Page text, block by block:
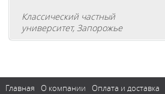
Классический частный
университет, Запорожье
Главная О компании Оплата и доставка